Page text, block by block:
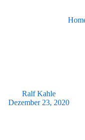
Ralf Kahle
Dezember 23, 2020